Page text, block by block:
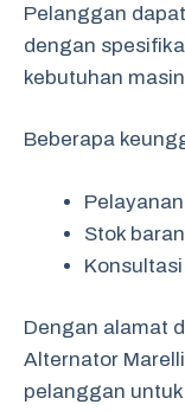
Pelanggan
dengan
kebutuhan
Beberapa
Stok
Dengan alamat
Alternator
pelanggan